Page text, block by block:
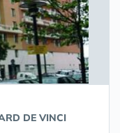
DE VINCI